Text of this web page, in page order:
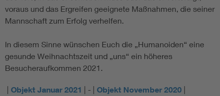
voraus und das Ergreifen geeignete Maßnahmen, die seiner
Mannschaft zum Erfolg verhelfen.
In diesem Sinne wünschen Euch die „Humanoiden“ eine
gesunde Weihnachtszeit und „uns“ ein höheres
Besucheraufkommen 2021.
Objekt Januar 2021 | - | Objekt November 2020